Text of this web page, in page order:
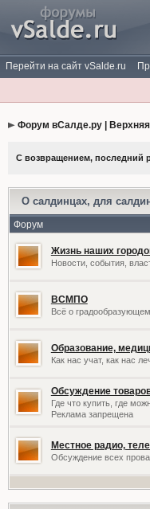
Перейти на сайт vSalde.ru
Форум вСалде.ру |
С возвращением, последний
О салдинцах, для
Форум
Жизнь наших
Новости, события,
ВСМПО
Всё о
Образование,
Как нас учат, как нас
Обсуждение
Где что купить, где
Реклама запрещена
Местное радио,
Обсуждение всех